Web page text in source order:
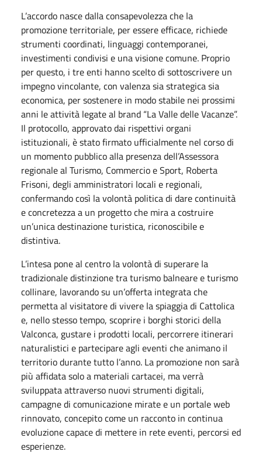
L’accordo nasce dalla consapevolezza che la
promozione territoriale, per essere efficace, richiede
strumenti coordinati, linguaggi contemporanei,
investimenti condivisi e una visione comune. Proprio
per questo, i tre enti hanno scelto di sottoscrivere un
impegno vincolante, con valenza sia strategica sia
economica, per sostenere in modo stabile nei prossimi
anni le attività legate al brand “La Valle delle Vacanze”.
Il protocollo, approvato dai rispettivi organi
istituzionali, è stato firmato ufficialmente nel corso di
un momento pubblico alla presenza dell’Assessora
regionale al Turismo, Commercio e Sport, Roberta
Frisoni, degli amministratori locali e regionali,
confermando così la volontà politica di dare continuità
e concretezza a un progetto che mira a costruire
un’unica destinazione turistica, riconoscibile e
distintiva.
L’intesa pone al centro la volontà di superare la
tradizionale distinzione tra turismo balneare e turismo
collinare, lavorando su un’offerta integrata che
permetta al visitatore di vivere la spiaggia di Cattolica
e, nello stesso tempo, scoprire i borghi storici della
Valconca, gustare i prodotti locali, percorrere itinerari
naturalistici e partecipare agli eventi che animano il
territorio durante tutto l’anno. La promozione non sarà
più affidata solo a materiali cartacei, ma verrà
sviluppata attraverso nuovi strumenti digitali,
campagne di comunicazione mirate e un portale web
rinnovato, concepito come un racconto in continua
evoluzione capace di mettere in rete eventi, percorsi ed
esperienze.